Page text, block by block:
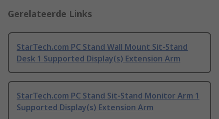
Gerelateerde Links
StarTech.com PC Stand Wall Mount Sit-Stand
Desk 1 Supported Display(s) Extension Arm
StarTech.com PC Stand Sit-Stand Monitor Arm 1
Supported Display(s) Extension Arm